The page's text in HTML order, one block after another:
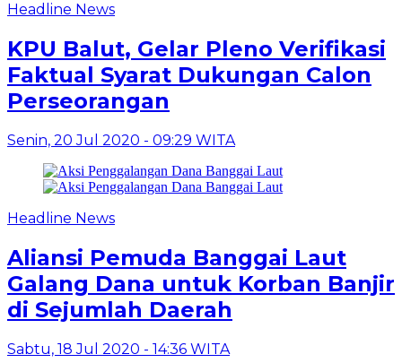
Headline News
KPU Balut, Gelar Pleno Verifikasi
Faktual Syarat Dukungan Calon
Perseorangan
Senin, 20 Jul 2020 - 09:29 WITA
Headline News
Aliansi Pemuda Banggai Laut
Galang Dana untuk Korban Banjir
di Sejumlah Daerah
Sabtu, 18 Jul 2020 - 14:36 WITA